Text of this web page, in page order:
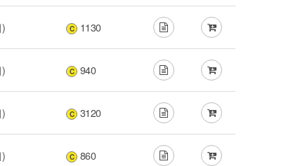
C 1130
C 940
C 3120
C 860